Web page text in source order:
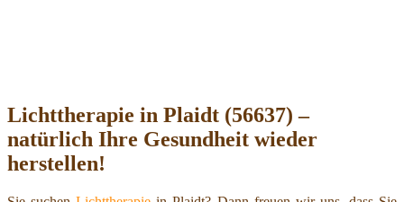
Lichttherapie in Plaidt (56637) –
natürlich Ihre Gesundheit wieder
herstellen!